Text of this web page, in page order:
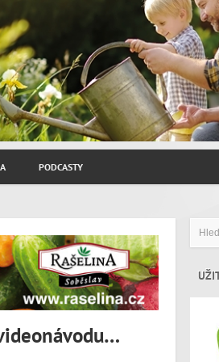
PODCASTY
ZAJÍMAVÍ HOSTÉ